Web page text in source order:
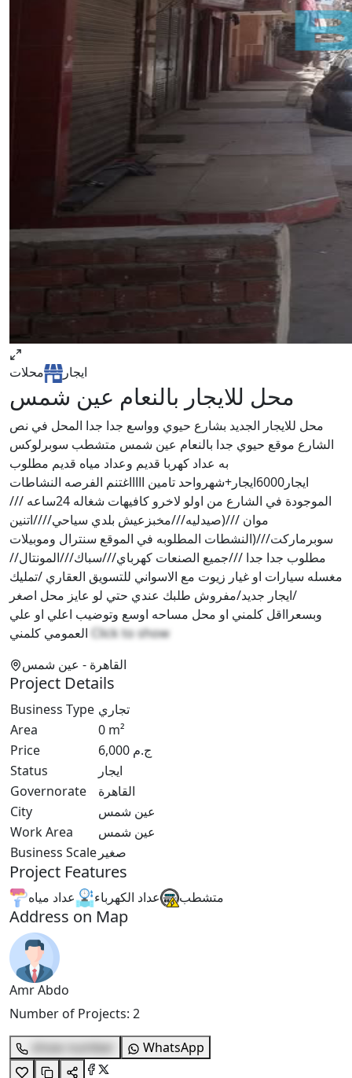
ايجار محلات
محل للايجار بالنعام عين شمس
محل للايجار الجديد بشارع حيوي وواسع جدا جدا المحل في نص
الشارع موقع حيوي جدا بالنعام عين شمس متشطب سوبرلوكس
به عداد كهربا قديم وعداد مياه قديم مطلوب
ايجار6000ايجار+شهرواحد تامين اااااغتنم الفرصه النشاطات
الموجودة في الشارع من اولو لاخرو كافيهات شغاله 24ساعه ///
موان ///(صيدليه///مخبزعيش بلدي سياحي////اتنين
سوبرماركت///(النشطات المطلوبه في الموقع سنترال وموبيلات
مطلوب جدا جدا ///جميع الصنعات كهرباي///سباك///المونتال//
مغسله سيارات او غيار زيوت مع الاسواني للتسويق العقاري /تمليك
/ايجار جديد/مفروش طلبك عندي حتي لو عايز محل اصغر
وبسعرااقل كلمني او محل مساحه اوسع وتوضيب اعلي او علي
Click to show
القاهرة - عين شمس
Project Details
Business Type تجاري
Area
0 m²
Price
6,000 ج.م
Status
ايجار
Governorate
القاهرة
City
عين شمس
Work Area
عين شمس
Business Scale صغير
Project Features
متشطب عداد الكهرباء عداد مياه
Address on Map
Amr Abdo
Number of Projects: 2
show number
WhatsApp